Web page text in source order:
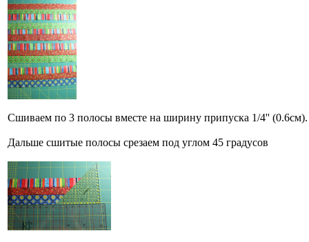
Сшиваем по 3 полосы вместе на ширину припуска 1/4''
Дальше сшитые полосы срезаем под углом 45 градусов